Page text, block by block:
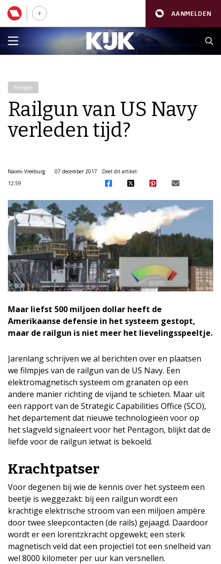
AANMELDEN
Filmpjes
Railgun van US Navy
verleden tijd?
Naomi Vreeburg
07 december 2017
12:59
Deel dit artikel:
Maar liefst 500 miljoen dollar heeft de
Amerikaanse defensie in het systeem gestopt,
maar de railgun is niet meer het lievelingsspeeltje.
Jarenlang schrijven we al berichten over en plaatsen
we filmpjes van de railgun van de US Navy. Een
elektromagnetisch systeem om granaten op een
andere manier richting de vijand te schieten. Maar uit
een rapport van de Strategic Capabilities Office (SCO),
het departement dat nieuwe technologieën voor op
het slagveld signaleert voor het Pentagon, blijkt dat de
liefde voor de railgun ietwat is bekoeld.
Krachtpatser
Voor degenen bij wie de kennis over het systeem een
beetje is weggezakt: bij een railgun wordt een
krachtige elektrische stroom van een miljoen ampère
door twee sleepcontacten (de rails) gejaagd. Daardoor
wordt er een lorentzkracht opgewekt; een sterk
magnetisch veld dat een projectiel tot een snelheid van
wel 8000 kilometer per uur kan versnellen.